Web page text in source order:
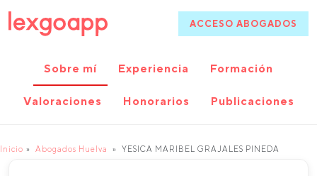
ACCESO ABOGADOS
Sobre mí Experiencia Formación
Valoraciones Honorarios Publicaciones
Inicio Abogados Huelva YESICA MARIBEL GRAJALES PINEDA